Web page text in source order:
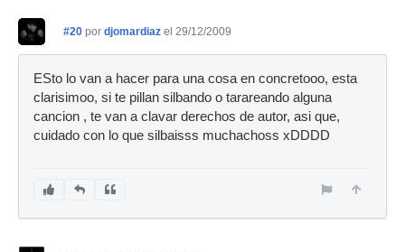
#20 por djomardiaz el 29/12/2009
ESto lo van a hacer para una cosa en concretooo, esta
clarisimoo, si te pillan silbando o tarareando alguna
cancion , te van a clavar derechos de autor, asi que,
cuidado con lo que silbaisss muchachoss xDDDD